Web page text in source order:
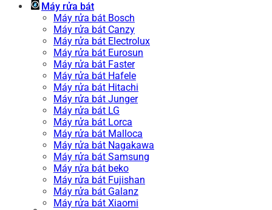
Máy rửa bát
Máy rửa bát Bosch
Máy rửa bát Canzy
Máy rửa bát Electrolux
Máy rửa bát Eurosun
Máy rửa bát Faster
Máy rửa bát Hafele
Máy rửa bát Hitachi
Máy rửa bát Junger
Máy rửa bát LG
Máy rửa bát Lorca
Máy rửa bát Malloca
Máy rửa bát Nagakawa
Máy rửa bát Samsung
Máy rửa bát beko
Máy rửa bát Fujishan
Máy rửa bát Galanz
Máy rửa bát Xiaomi